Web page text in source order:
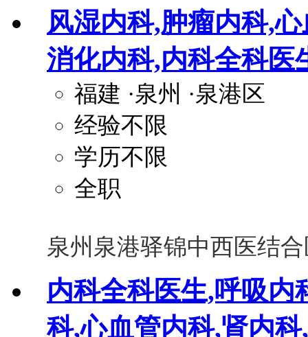
风湿内科,肿瘤内科,
消化内科,内科全科医
福建 ·泉州 ·泉港区
经验不限
学历不限
全职
泉州泉港驿锦中西医结
内科全科医生,呼吸内
科,心血管内科,肾内